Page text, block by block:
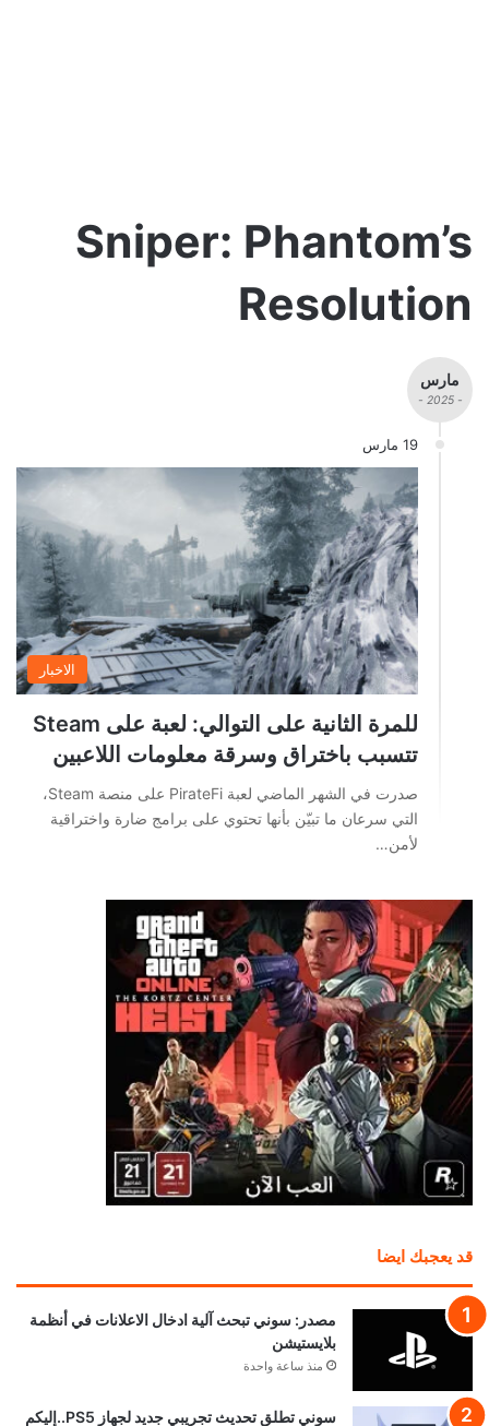
Sniper: Phantom’s
Resolution
مارس
- 2025 -
19 مارس
الاخبار
للمرة الثانية على التوالي: لعبة على Steam
تتسبب باختراق وسرقة معلومات اللاعبين
صدرت في الشهر الماضي لعبة PirateFi على منصة Steam،
التي سرعان ما تبيّن بأنها تحتوي على برامج ضارة واختراقية
لأمن…
قد يعجبك ايضا
مصدر: سوني تبحث آلية ادخال الاعلانات في أنظمة
بلايستيشن
منذ ساعة واحدة
سوني تطلق تحديث تجريبي جديد لجهاز PS5..إليكم